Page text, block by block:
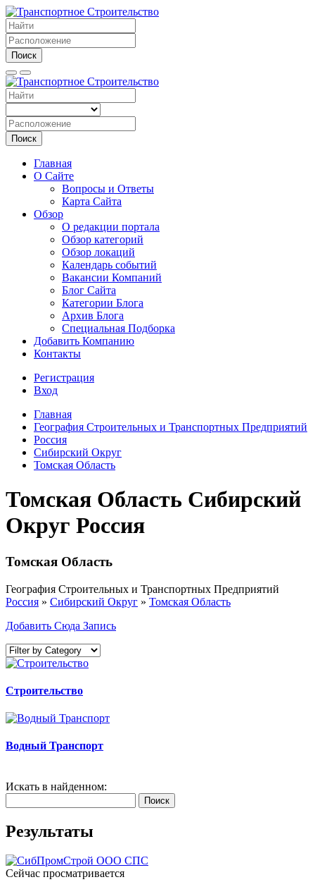
Поиск
Поиск
Главная
О Сайте
Вопросы и Ответы
Карта Сайта
Обзор
О редакции портала
Обзор категорий
Обзор локаций
Календарь событий
Вакансии Компаний
Блог Сайта
Категории Блога
Архив Блога
Специальная Подборка
Добавить Компанию
Контакты
Регистрация
Вход
Главная
География Строительных и Транспортных Предприятий
Россия
Сибирский Округ
Томская Область
Томская Область Сибирский
Округ Россия
Томская Область
География Строительных и Транспортных Предприятий
Россия » Сибирский Округ » Томская Область
Добавить Сюда Запись
Строительство
Водный Транспорт
Искать в найденном:
Поиск
Результаты
Сейчас просматривается